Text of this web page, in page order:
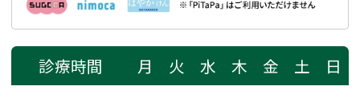
診療時間 月 火 水 木 金 土
日